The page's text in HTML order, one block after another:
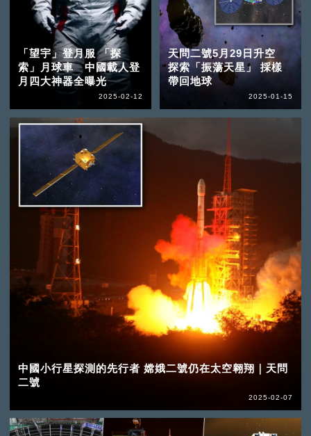
「望宇」登月服 「探
索」月球車 中國載人登
月四大神器全曝光
2025-02-12
中國小行星探測的先行者 嫦娥二號仍在太空翱翔｜天問
二號
2025-02-07
天問二號5月29日升空
探索「振蕩天星」 採樣
帶回地球
2025-01-15